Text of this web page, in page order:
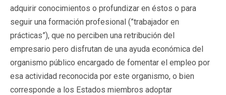
adquirir conocimientos o profundizar en éstos o para
seguir una formación profesional (”trabajador en
prácticas”), que no perciben una retribución del
empresario pero disfrutan de una ayuda económica del
organismo público encargado de fomentar el empleo por
esa actividad reconocida por este organismo, o bien
corresponde a los Estados miembros adoptar